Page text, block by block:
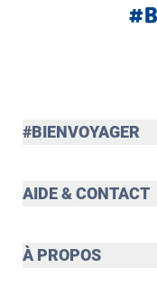
#BIENVOYAGER
AIDE & CONTACT
À PROPOS